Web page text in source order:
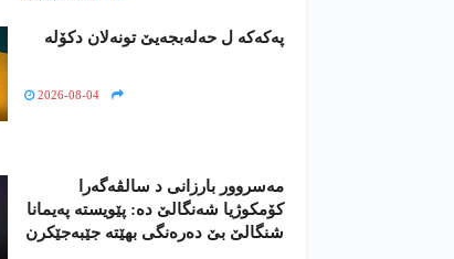
پەکەکە ل حەلەبجەیێ تونەلان دکۆلە
2026-08-04
مەسروور بارزانی د سالڤەگەرا
کۆمکوژیا شەنگالێ دە: پێویستە پەیمانا
شنگالێ بێ دەرەنگی بهێتە جێبەجێکرن